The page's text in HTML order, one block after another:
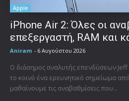
Apple
iPhone Air 2: Όλες οι
επεξεργαστή, RAM και
Aniram - 6 Αυγούστου 2026
Ο διάσημος αναλυτής επενδύσεων
το κοινό ένα ερευνητικό σημείωμα
μαθαίνουμε τις αναβαθμίσεις που...